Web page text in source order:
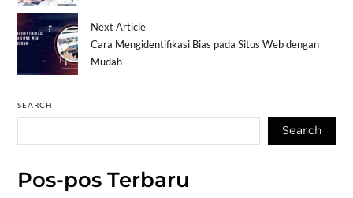
Next Article
Cara Mengidentifikasi Bias pada Situs Web dengan
Mudah
SEARCH
Search
Pos-pos Terbaru